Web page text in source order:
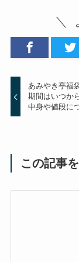
あみやき亭福
期間はいつか
中身や値段に
この記事